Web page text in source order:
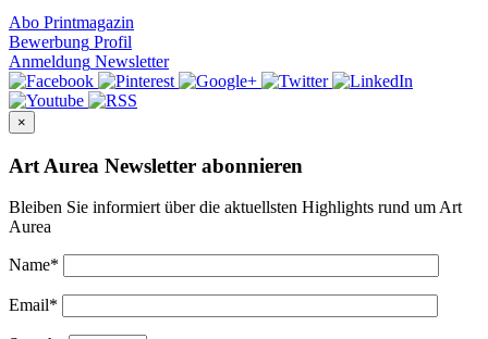
Abo Printmagazin
Bewerbung Profil
Anmeldung Newsletter
×
Art Aurea Newsletter abonnieren
Bleiben Sie informiert über die aktuellsten Highlights rund um Art
Aurea
Name*
Email*